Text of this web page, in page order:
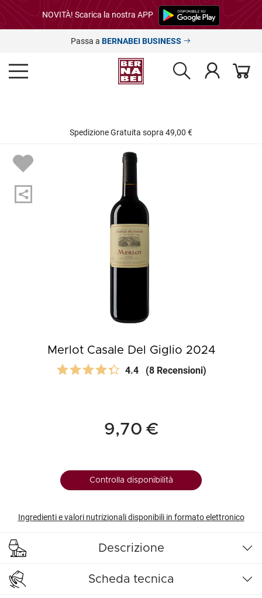
NOVITÀ! Scarica la nostra APP
Passa a BERNABEI BUSINESS
Spedizione Gratuita sopra 49,00 €
Merlot Casale Del Giglio 2024
4.4 (8 Recensioni)
9,70 €
Controlla disponibilità
Ingredienti e valori nutrizionali disponibili in formato elettronico
Descrizione
Scheda tecnica